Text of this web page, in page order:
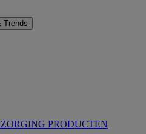
Trends
PRODUCTEN